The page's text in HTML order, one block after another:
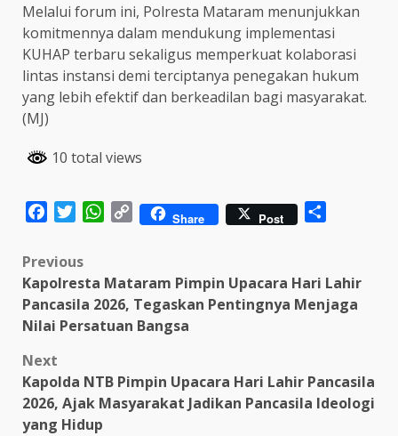
Melalui forum ini, Polresta Mataram menunjukkan
komitmennya dalam mendukung implementasi
KUHAP terbaru sekaligus memperkuat kolaborasi
lintas instansi demi terciptanya penegakan hukum
yang lebih efektif dan berkeadilan bagi masyarakat.
(MJ)
10 total views
FacebookTwitterWhatsApp
Copy Share Post
Post
navigation
Previous
Kapolresta Mataram Pimpin Upacara Hari Lahir
Pancasila 2026, Tegaskan Pentingnya Menjaga
Nilai Persatuan Bangsa
Next
Kapolda NTB Pimpin Upacara Hari Lahir Pancasila
2026, Ajak Masyarakat Jadikan Pancasila Ideologi
yang Hidup